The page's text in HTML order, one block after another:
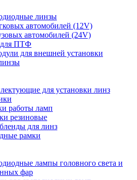
линзы
автомобилей (12V)
автомобилей (24V)
ПТФ
для внешней установки
для установки линз
работы ламп
резиновые
для линз
рамки
лампы головного света и
фар